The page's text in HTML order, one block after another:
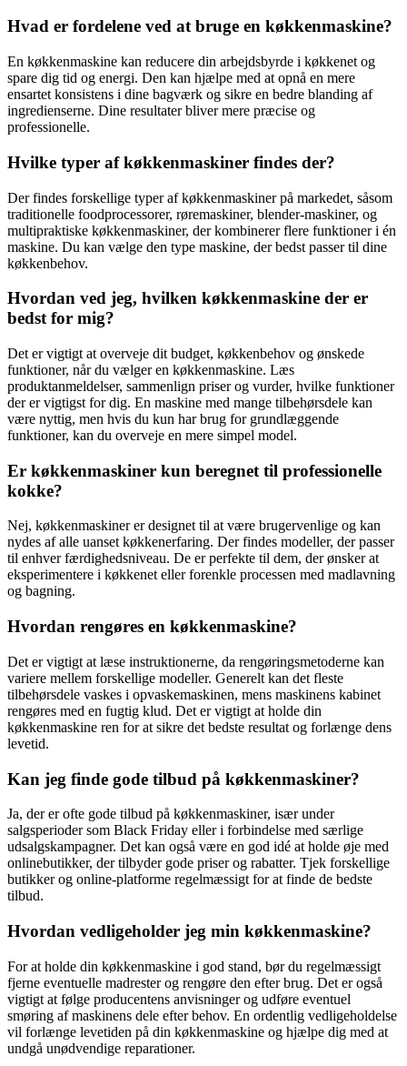
Hvad er fordelene ved at bruge en køkkenmaskine?
En køkkenmaskine kan reducere din arbejdsbyrde i køkkenet og
spare dig tid og energi. Den kan hjælpe med at opnå en mere
ensartet konsistens i dine bagværk og sikre en bedre blanding af
ingredienserne. Dine resultater bliver mere præcise og
professionelle.
Hvilke typer af køkkenmaskiner findes der?
Der findes forskellige typer af køkkenmaskiner på markedet, såsom
traditionelle foodprocessorer, røremaskiner, blender-maskiner, og
multipraktiske køkkenmaskiner, der kombinerer flere funktioner i én
maskine. Du kan vælge den type maskine, der bedst passer til dine
køkkenbehov.
Hvordan ved jeg, hvilken køkkenmaskine der er
bedst for mig?
Det er vigtigt at overveje dit budget, køkkenbehov og ønskede
funktioner, når du vælger en køkkenmaskine. Læs
produktanmeldelser, sammenlign priser og vurder, hvilke funktioner
der er vigtigst for dig. En maskine med mange tilbehørsdele kan
være nyttig, men hvis du kun har brug for grundlæggende
funktioner, kan du overveje en mere simpel model.
Er køkkenmaskiner kun beregnet til professionelle
kokke?
Nej, køkkenmaskiner er designet til at være brugervenlige og kan
nydes af alle uanset køkkenerfaring. Der findes modeller, der passer
til enhver færdighedsniveau. De er perfekte til dem, der ønsker at
eksperimentere i køkkenet eller forenkle processen med madlavning
og bagning.
Hvordan rengøres en køkkenmaskine?
Det er vigtigt at læse instruktionerne, da rengøringsmetoderne kan
variere mellem forskellige modeller. Generelt kan det fleste
tilbehørsdele vaskes i opvaskemaskinen, mens maskinens kabinet
rengøres med en fugtig klud. Det er vigtigt at holde din
køkkenmaskine ren for at sikre det bedste resultat og forlænge dens
levetid.
Kan jeg finde gode tilbud på køkkenmaskiner?
Ja, der er ofte gode tilbud på køkkenmaskiner, især under
salgsperioder som Black Friday eller i forbindelse med særlige
udsalgskampagner. Det kan også være en god idé at holde øje med
onlinebutikker, der tilbyder gode priser og rabatter. Tjek forskellige
butikker og online-platforme regelmæssigt for at finde de bedste
tilbud.
Hvordan vedligeholder jeg min køkkenmaskine?
For at holde din køkkenmaskine i god stand, bør du regelmæssigt
fjerne eventuelle madrester og rengøre den efter brug. Det er også
vigtigt at følge producentens anvisninger og udføre eventuel
smøring af maskinens dele efter behov. En ordentlig vedligeholdelse
vil forlænge levetiden på din køkkenmaskine og hjælpe dig med at
undgå unødvendige reparationer.